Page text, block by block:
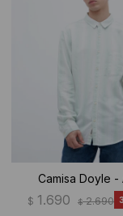
Camisa Doyle -
$ 1.690 $ 2.690